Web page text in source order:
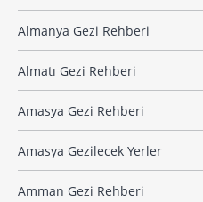
Almanya Gezi Rehberi
Almatı Gezi Rehberi
Amasya Gezi Rehberi
Amasya Gezilecek Yerler
Amman Gezi Rehberi